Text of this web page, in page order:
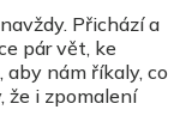
Přichází a
pár vět, ke
nám říkaly, co
že i zpomalení